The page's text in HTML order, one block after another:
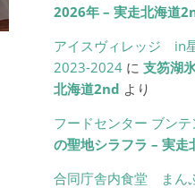
2026年 – 実走北海道
アイスヴィレッジ in
2023-2024に 支笏湖
北海道2nd より
フードセンター ブン
の聖地シラフラ – 実
合同庁舎内食堂 まん